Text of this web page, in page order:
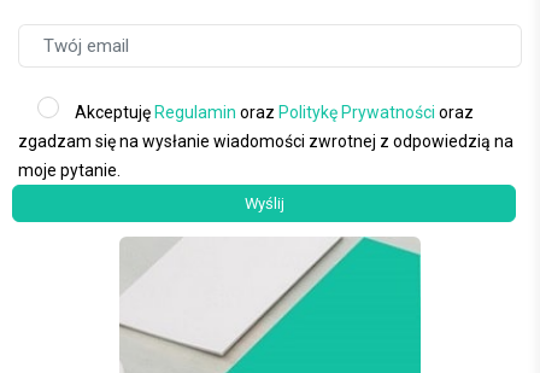
Akceptuję Regulamin oraz Politykę Prywatności oraz
zgadzam się na wysłanie wiadomości zwrotnej z odpowiedzią na
moje pytanie.